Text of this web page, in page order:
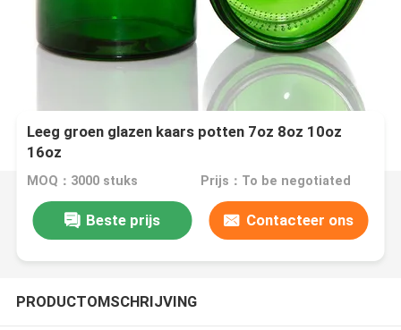
Leeg groen glazen kaars potten 7oz 8oz 10oz
16oz
MOQ：3000 stuks Prijs：To be negotiated
Beste prijs Contacteer ons
PRODUCTOMSCHRIJVING